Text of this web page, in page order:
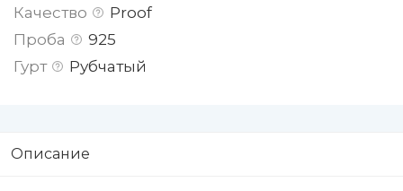
Качество
Proof
Проба
925
Гурт
Рубчатый
Описание